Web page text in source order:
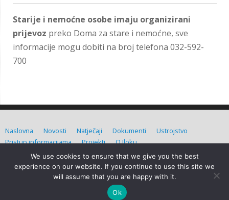
Starije i nemoćne osobe imaju organizirani
prijevoz preko Doma za stare i nemoćne, sve
informacije mogu dobiti na broj telefona 032-592-
700
Naslovna Novosti Natječaji Dokumenti
Ustrojstvo
Pristup informacijama
Projekti O Iloku
Grad Ilok (C) Sva prava pridržana. Izradio: Admin d.o.o.
Grad Ilok| Powered by Mantra&WordPress.
We use cookies to ensure that we give you the best
experience on our website. If you continue to use this site we
will assume that you are happy with it.
Ok